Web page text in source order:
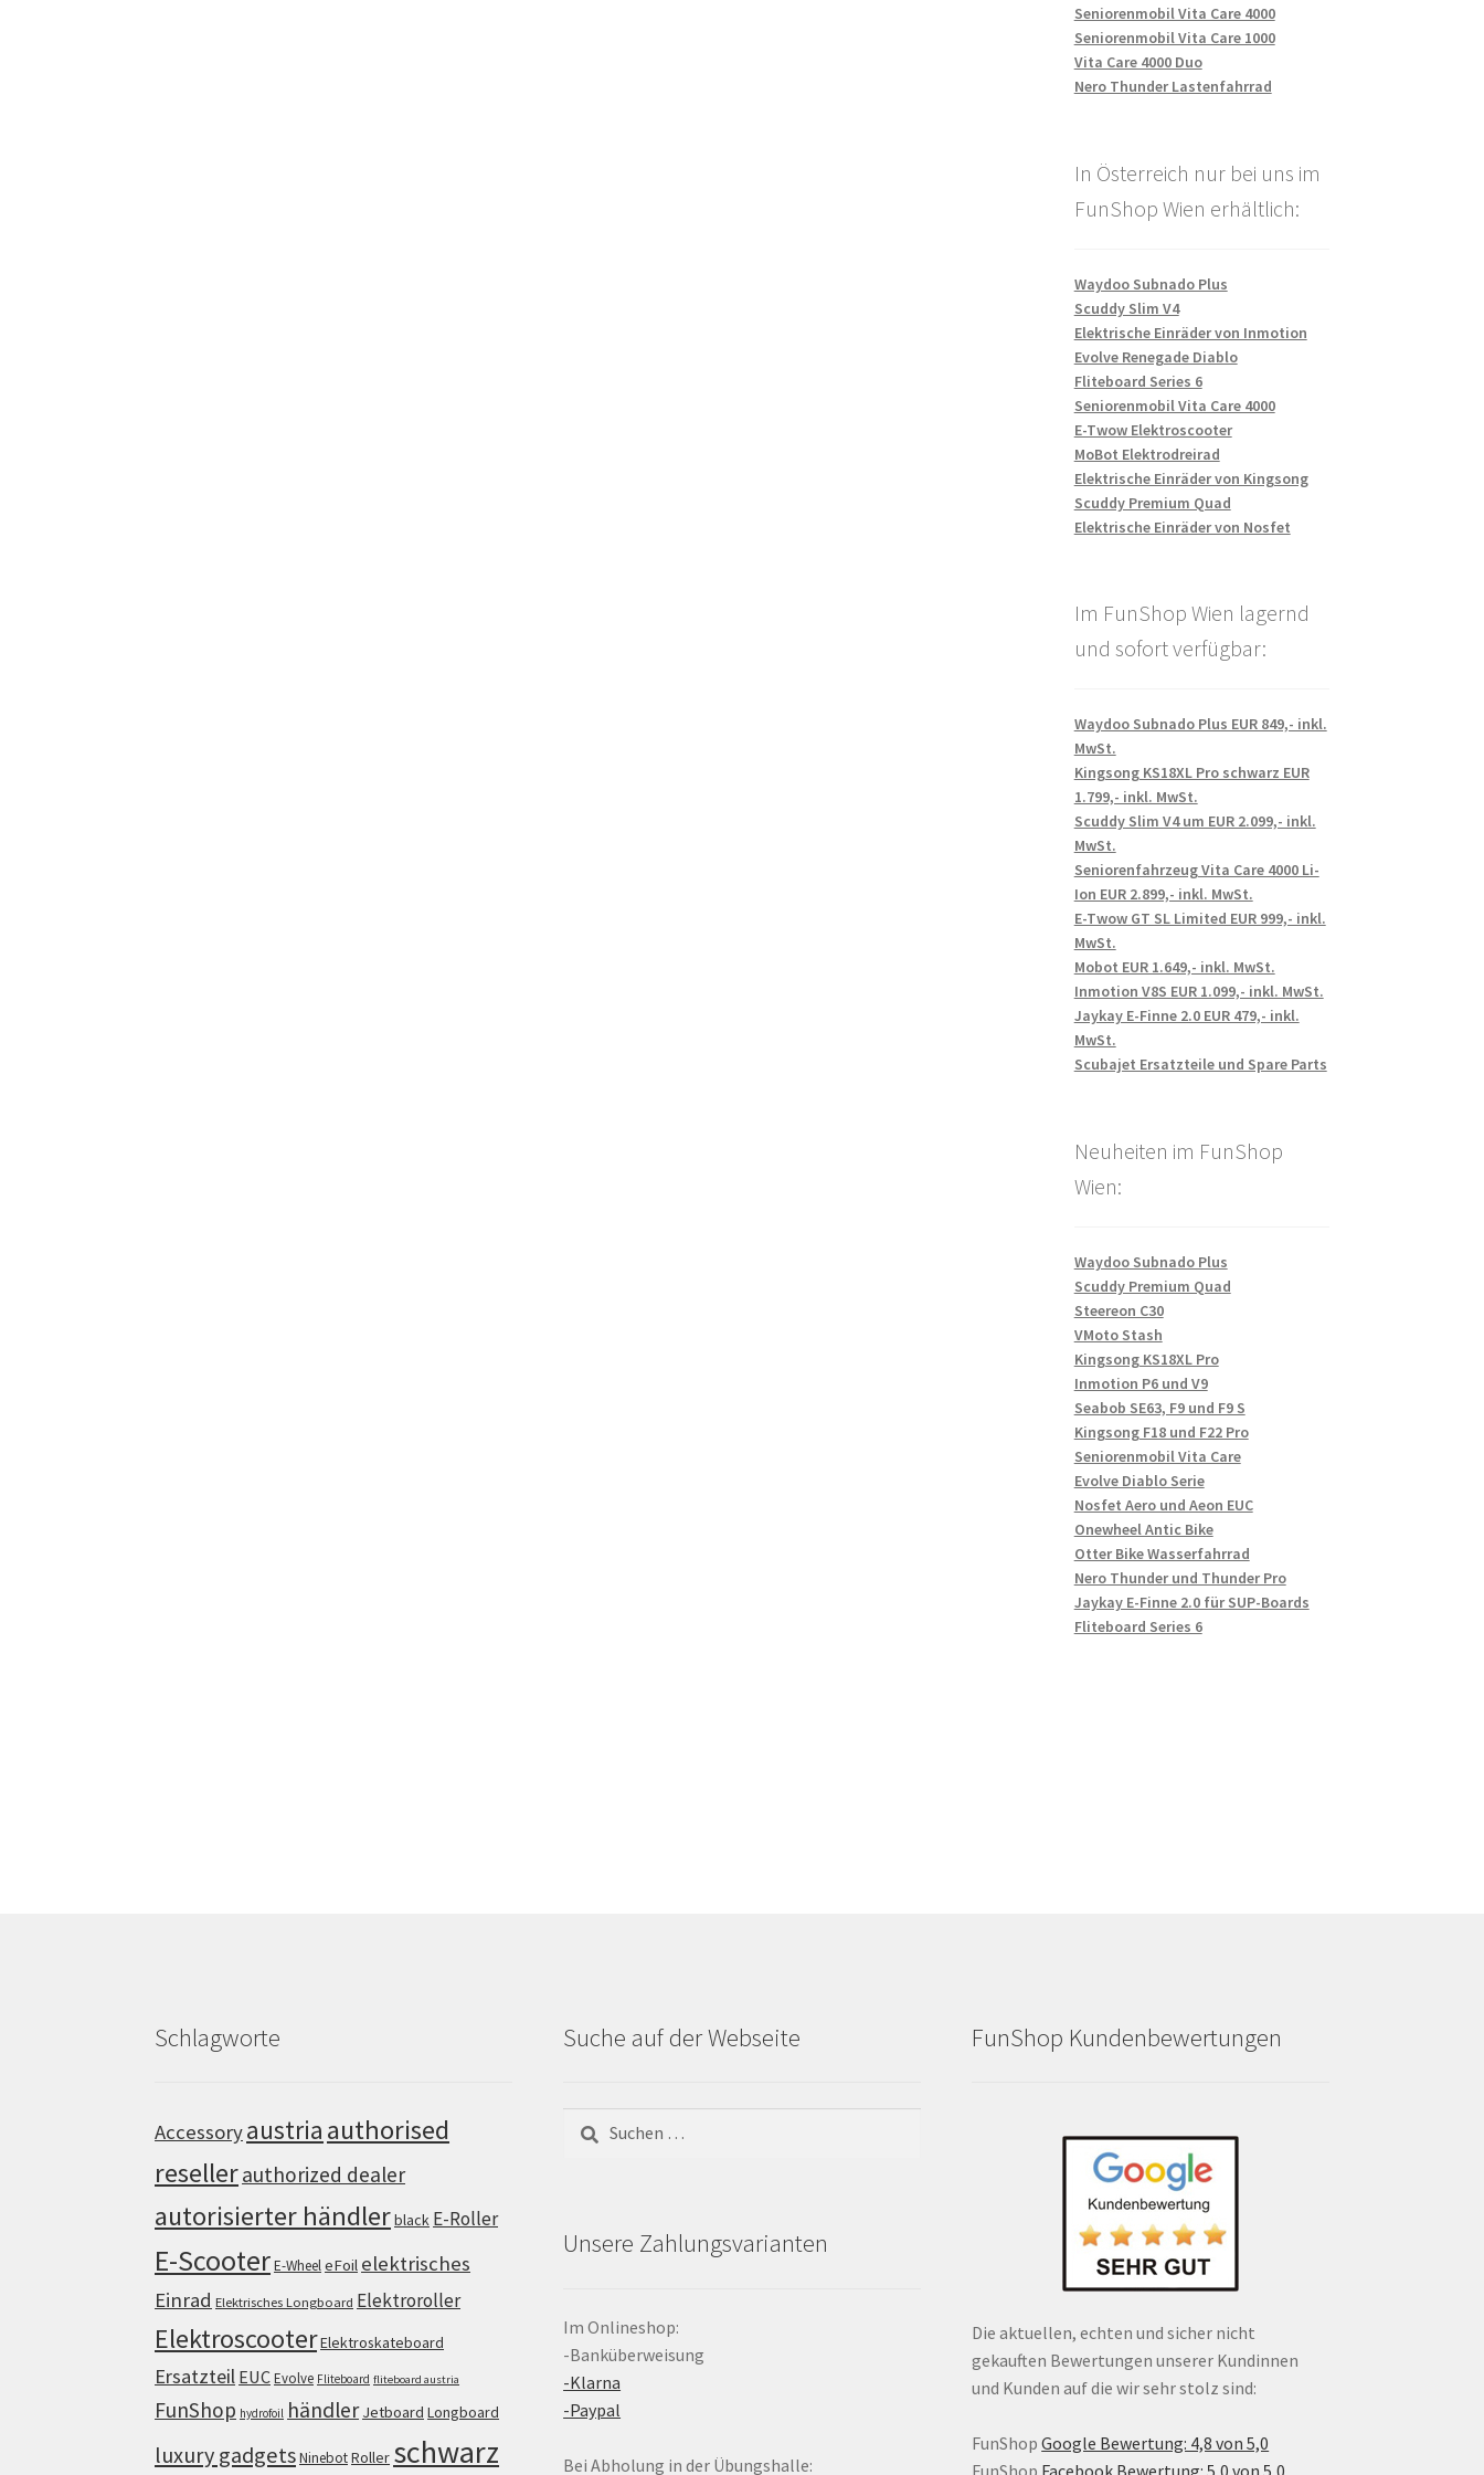
Seniorenmobil Vita Care 4000
Seniorenmobil Vita Care 1000
Vita Care 4000 Duo
Nero Thunder Lastenfahrrad
In Österreich nur bei uns im
FunShop Wien erhältlich:
Waydoo Subnado Plus
Scuddy Slim V4
Elektrische Einräder von Inmotion
Evolve Renegade Diablo
Fliteboard Series 6
Seniorenmobil Vita Care 4000
E-Twow Elektroscooter
MoBot Elektrodreirad
Elektrische Einräder von Kingsong
Scuddy Premium Quad
Elektrische Einräder von Nosfet
Im FunShop Wien lagernd
und sofort verfügbar:
Waydoo Subnado Plus EUR 849,- inkl.
MwSt.
Kingsong KS18XL Pro schwarz EUR
1.799,- inkl. MwSt.
Scuddy Slim V4 um EUR 2.099,- inkl.
MwSt.
Seniorenfahrzeug Vita Care 4000 Li-
Ion EUR 2.899,- inkl. MwSt.
E-Twow GT SL Limited EUR 999,- inkl.
MwSt.
Mobot EUR 1.649,- inkl. MwSt.
Inmotion V8S EUR 1.099,- inkl. MwSt.
Jaykay E-Finne 2.0 EUR 479,- inkl.
MwSt.
Scubajet Ersatzteile und Spare Parts
Neuheiten im FunShop
Wien:
Waydoo Subnado Plus
Scuddy Premium Quad
Steereon C30
VMoto Stash
Kingsong KS18XL Pro
Inmotion P6 und V9
Seabob SE63, F9 und F9 S
Kingsong F18 und F22 Pro
Seniorenmobil Vita Care
Evolve Diablo Serie
Nosfet Aero und Aeon EUC
Onewheel Antic Bike
Otter Bike Wasserfahrrad
Nero Thunder und Thunder Pro
Jaykay E-Finne 2.0 für SUP-Boards
Fliteboard Series 6
Schlagworte
Accessoryaustria authorised
resellerauthorized dealer
autorisierter händlerblack E-Roller
E-ScooterE-WheeleFoil elektrisches
Einrad Elektrisches Longboard Elektroroller
ElektroscooterElektroskateboard
Ersatzteil EUCEvolve Fliteboard fliteboard austria
FunShop hydrofoil händler Jetboard Longboard
luxury gadgetsNinebotRoller schwarz
Suche auf der Webseite
nach:
Unsere Zahlungsvarianten
Im Onlineshop:
-Banküberweisung
-Klarna
-Paypal
Bei Abholung in der Übungshalle:
FunShop Kundenbewertungen
Die aktuellen, echten und sicher nicht
gekauften Bewertungen unserer Kundinnen
und Kunden auf die wir sehr stolz sind:
FunShop Google Bewertung: 4,8 von 5,0
FunShop Facebook Bewertung: 5,0 von 5,0